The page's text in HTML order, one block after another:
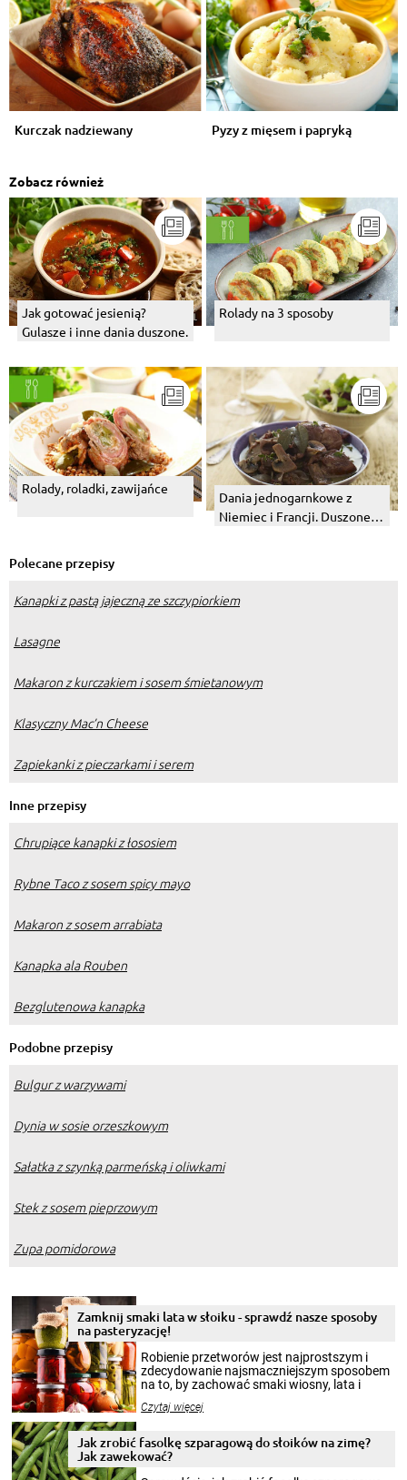
Kurczak nadziewany Pyzy z mięsem i papryką
Zobacz również
Jak gotować jesienią?
Gulasze i inne dania duszone.
Rolady na 3 sposoby
Rolady, roladki, zawijańce
Dania jednogarnkowe z
Niemiec i Francji. Duszone
Polecane przepisy
Kanapki z pastą jajeczną ze szczypiorkiem
Lasagne
Makaron z kurczakiem i sosem śmietanowym
Klasyczny Mac’n Cheese
Zapiekanki z pieczarkami i serem
Inne przepisy
Chrupiące kanapki z łososiem
Rybne Taco z sosem spicy mayo
Makaron z sosem arrabiata
Kanapka ala Rouben
Bezglutenowa kanapka
Podobne przepisy
Bulgur z warzywami
Dynia w sosie orzeszkowym
Sałatka z szynką parmeńską i oliwkami
Stek z sosem pieprzowym
Zupa pomidorowa
Zamknij smaki lata w słoiku - sprawdź nasze sposoby
na pasteryzację!
Robienie przetworów jest najprostszym i
zdecydowanie najsmaczniejszym sposobem
na to, by zachować smaki wiosny, lata i
krajobrazów, by cieszyć nimi oko w sezonie
pełni poczuć atmosferę cieplejszych
miesięcy. Przygotowanie słoików ze
Czytaj więcej
Jak zrobić fasolkę szparagową do słoików na zimę?
Jak zawekować?